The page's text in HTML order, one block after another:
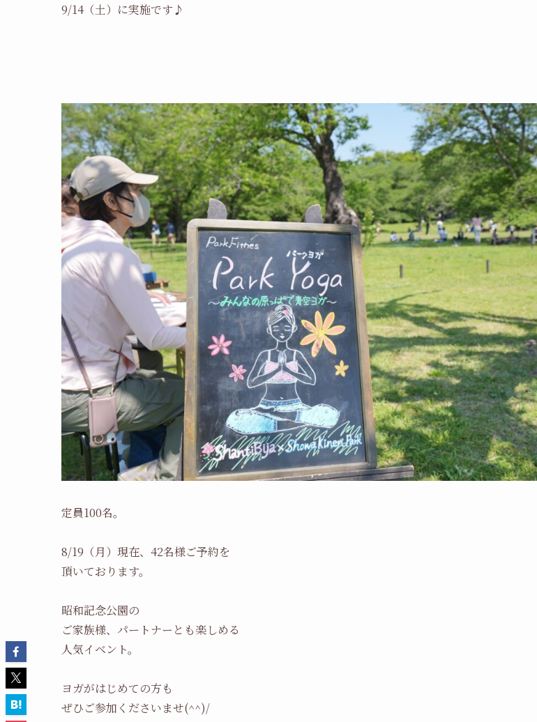
9/14（土）に実施です♪
定員100名。
8/19（月）現在、42名様ご予約を
頂いております。
昭和記念公園の
ご家族様、パートナーとも楽しめる
人気イベント。
ヨガがはじめての方も
ぜひご参加くださいませ(^^)/